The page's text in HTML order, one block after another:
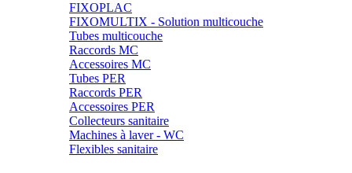
FIXOPLAC
FIXOMULTIX - Solution multicouche
Tubes multicouche
Raccords MC
Accessoires MC
Tubes PER
Raccords PER
Accessoires PER
Collecteurs sanitaire
Machines à laver - WC
Flexibles sanitaire